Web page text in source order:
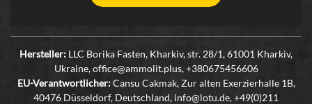
Hersteller: LLC Borika Fasten, Kharkiv, str. 28/1, 61001 Kharkiv,
Ukraine, office@ammolit.plus, +380675456606
EU-Verantwortlicher:Cansu Cakmak, Zur alten Exerzierhalle 1B,
40476 Düsseldorf, Deutschland, info@lotu.de, +49(0)211